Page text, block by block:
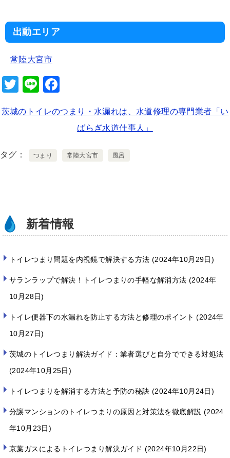
出動エリア
常陸大宮市
T
tt
Li
e c
b
茨城のトイレのつまり・水漏れは、水道修理の専門業者「い
ばらぎ水道仕事人」
タグ つまり 常陸大宮市 風呂
新着情報
トイレつまり問題を内視鏡で解決する方法 2024年10月29日
サランラップで解決！トイレつまりの手軽な解消方法
2024年
10月28日
トイレ便器下の水漏れを防止する方法と修理のポイント 2024年
10月27日
茨城のトイレつまり解決ガイド：業者選びと自分でできる対処法
2024年10月25日
トイレつまりを解消する方法と予防の秘訣 2024年10月24日
分譲マンションのトイレつまりの原因と対策法を徹底解説
2024
年10月23日
京葉ガスによるトイレつまり解決ガイド 2024年10月22日